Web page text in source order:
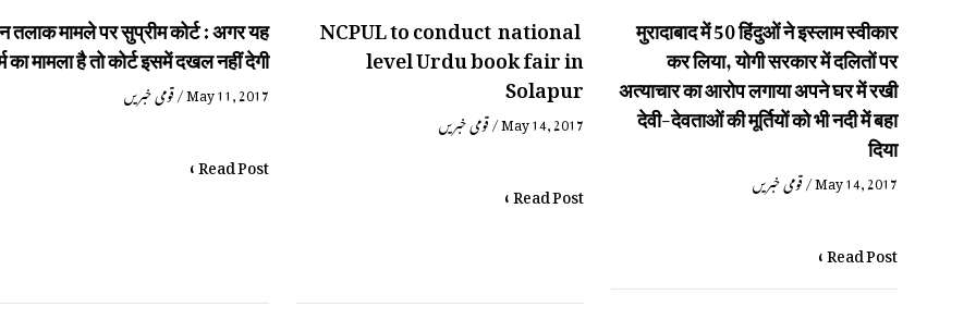
तलाक मामले पर सुप्रीम कोर्ट : अगर यह
का मामला है तो कोर्ट इसमें दखल नहीं देगी
قومی خبریں/May 11, 2017
Read Post »
NCPUL to conduct national
level Urdu book fair in
Solapur
قومی خبریں/May 14, 2017
Read Post »
मुरादाबाद में 50 हिंदुओं ने इस्लाम स्वीकार
कर लिया, योगी सरकार में दलितों पर
अत्याचार का आरोप लगाया अपने घर में रखी
देवी-देवताओं की मूर्तियों को भी नदी में बहा
दिया
قومی خبریں/May 14, 2017
Read Post »